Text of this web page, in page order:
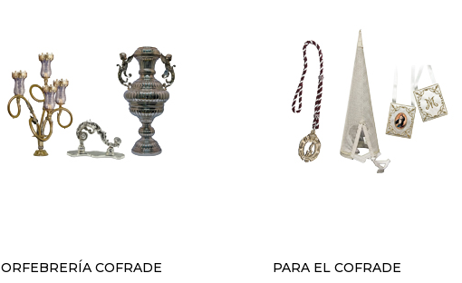
ORFEBRERÍA COFRADE PARA EL COFRADE